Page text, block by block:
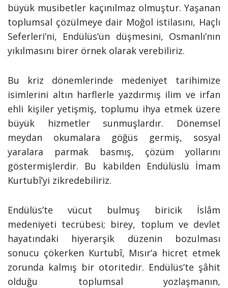
büyük musibetler kaçınılmaz olmuştur. Yaşanan
toplumsal çözülmeye dair Moğol istilasını, Haçlı
Seferleri’ni, Endülüs’ün düşmesini, Osmanlı’nın
yıkılmasını birer örnek olarak verebiliriz.
Bu kriz dönemlerinde medeniyet tarihimize
isimlerini altın harflerle yazdırmış ilim ve irfan
ehli kişiler yetişmiş, toplumu ihya etmek üzere
büyük hizmetler sunmuşlardır. Dönemsel
meydan okumalara göğüs germiş, sosyal
yaralara parmak basmış, çözüm yollarını
göstermişlerdir. Bu kabilden Endülüslü İmam
Kurtubî’yi zikredebiliriz.
Endülüs’te vücut bulmuş biricik İslâm
medeniyeti tecrübesi; birey, toplum ve devlet
hayatındaki hiyerarşik düzenin bozulması
sonucu çökerken Kurtubî, Mısır’a hicret etmek
zorunda kalmış bir otoritedir. Endülüs’te şâhit
olduğu toplumsal yozlaşmanın,